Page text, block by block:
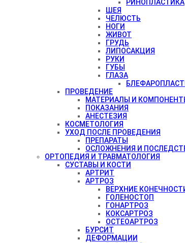
РИНОПЛАСТИКА
ШЕЯ
ЧЕЛЮСТЬ
НОГИ
ЖИВОТ
ГРУДЬ
ЛИПОСАКЦИЯ
РУКИ
ГУБЫ
ГЛАЗА
ПРОВЕДЕНИЕ
МАТЕРИАЛЫ И
ПОКАЗАНИЯ
АНЕСТЕЗИЯ
КОСМЕТОЛОГИЯ
УХОД ПОСЛЕ ПРОВЕДЕНИЯ
ПРЕПАРАТЫ
ОСЛОЖНЕНИЯ И
ОРТОПЕДИЯ И ТРАВМАТОЛОГИЯ
СУСТАВЫ И КОСТИ
АРТРИТ
АРТРОЗ
ВЕРХНИЕ
ГОЛЕНОСТОП
ГОНАРТРОЗ
КОКСАРТРОЗ
ОСТЕОАРТРОЗ
БУРСИТ
ДЕФОРМАЦИИ